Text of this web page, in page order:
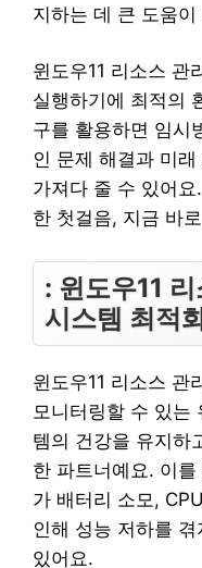
지하는 데 큰 도움이
윈도우11 리소스 관
실행하기에 최적의
구를 활용하면 임시
인 문제 해결과 미
가져다 줄 수 있어
한 첫걸음, 지금 바
: 윈도우11
시스템 최적
윈도우11 리소스 관
모니터링할 수 있는
템의 건강을 유지하
한 파트너예요. 이
가 배터리 소모,
인해 성능 저하를
있어요.